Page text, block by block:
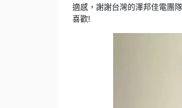
適感，謝謝台灣的澤邦佳電團
喜歡!